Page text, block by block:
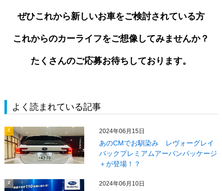
ぜひこれから新しいお車をご検討されている方
これからのカーライフをご想像してみませんか？
たくさんのご応募お待ちしております。
よく読まれている記事
1 2024年06月15日
あのCMでお馴染み レヴォーグレイ
バックプレミアムアーバンパッケージ
＋が登場！？
2 2024年06月10日